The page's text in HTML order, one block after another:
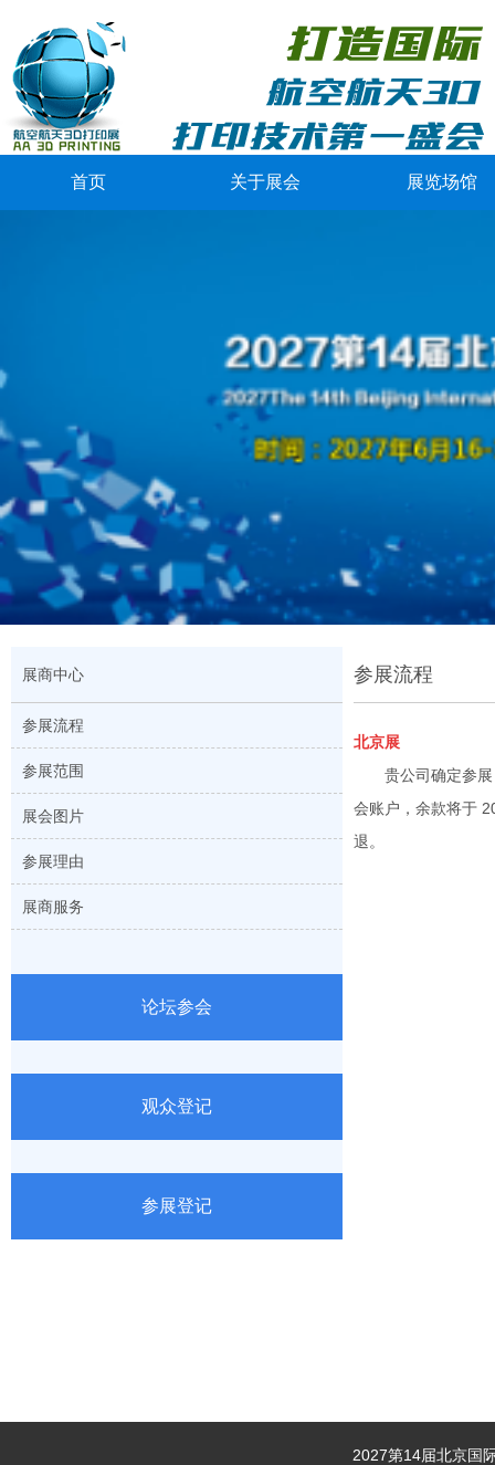
首页 关于展会 展览场馆
展商中心
参展流程
参展范围
展会图片
参展理由
展商服务
论坛参会
观众登记
参展登记
参展流程
北京展
贵公司确定参
会账户，余款将于
退。
2027第14届北京国